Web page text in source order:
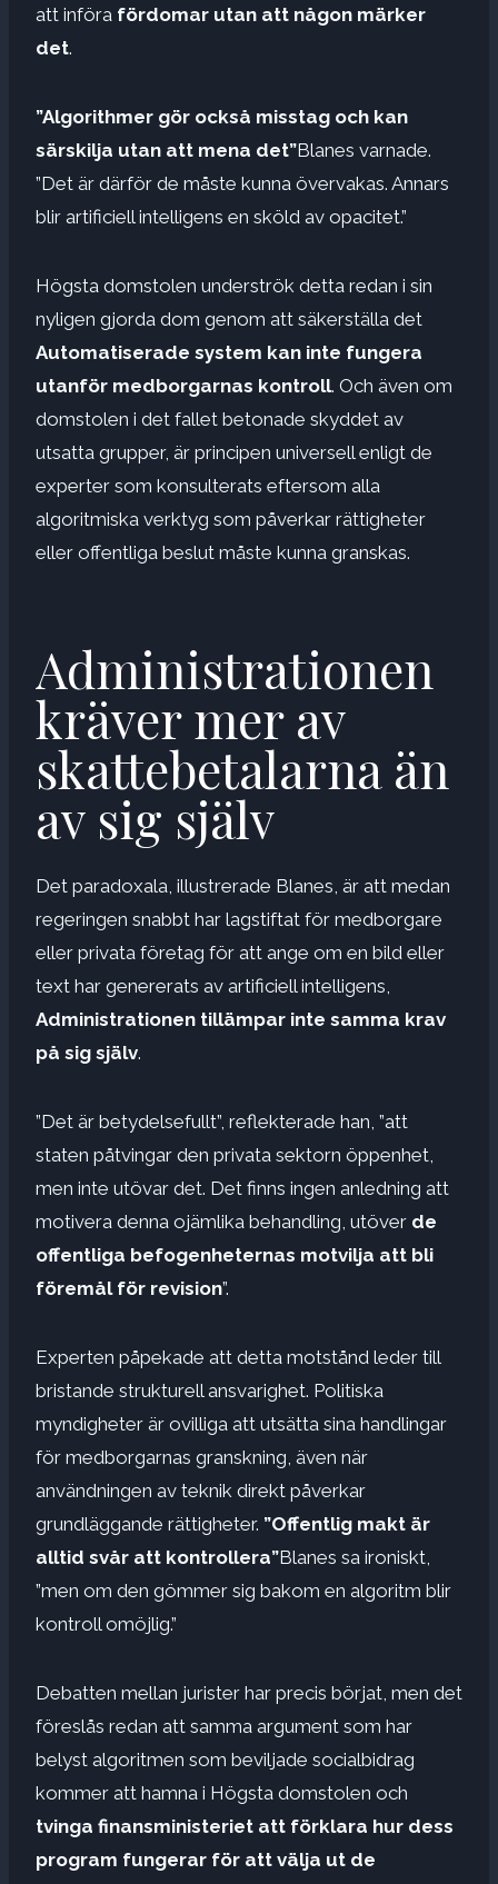
att införa fördomar utan att någon märker
det.
”Algorithmer gör också misstag och kan
särskilja utan att mena det”Blanes varnade.
”Det är därför de måste kunna övervakas. Annars
blir artificiell intelligens en sköld av opacitet.”
Högsta domstolen underströk detta redan i sin
nyligen gjorda dom genom att säkerställa det
Automatiserade system kan inte fungera
utanför medborgarnas kontroll. Och även om
domstolen i det fallet betonade skyddet av
utsatta grupper, är principen universell enligt de
experter som konsulterats eftersom alla
algoritmiska verktyg som påverkar rättigheter
eller offentliga beslut måste kunna granskas.
Administrationen
kräver mer av
skattebetalarna än
av sig själv
Det paradoxala, illustrerade Blanes, är att medan
regeringen snabbt har lagstiftat för medborgare
eller privata företag för att ange om en bild eller
text har genererats av artificiell intelligens,
Administrationen tillämpar inte samma krav
på sig själv.
”Det är betydelsefullt”, reflekterade han, ”att
staten påtvingar den privata sektorn öppenhet,
men inte utövar det. Det finns ingen anledning att
motivera denna ojämlika behandling, utöver de
offentliga befogenheternas motvilja att bli
föremål för revision”.
Experten påpekade att detta motstånd leder till
bristande strukturell ansvarighet. Politiska
myndigheter är ovilliga att utsätta sina handlingar
för medborgarnas granskning, även när
användningen av teknik direkt påverkar
grundläggande rättigheter. ”Offentlig makt är
alltid svår att kontrollera”Blanes sa ironiskt,
”men om den gömmer sig bakom en algoritm blir
kontroll omöjlig.”
Debatten mellan jurister har precis börjat, men det
föreslås redan att samma argument som har
belyst algoritmen som beviljade socialbidrag
kommer att hamna i Högsta domstolen och
tvinga finansministeriet att förklara hur dess
program fungerar för att välja ut de